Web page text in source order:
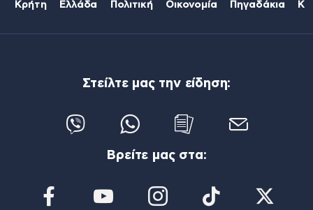
Κρήτη Ελλάδα Πολιτική Οικονομία Πηγαδάκια
Στείλτε μας την είδηση:
Βρείτε μας στα: